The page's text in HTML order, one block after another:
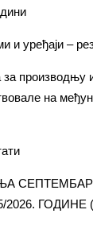
и уређаји –
производњу
на
ГОДИНЕ